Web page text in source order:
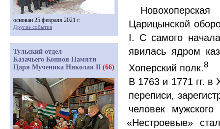
Царицынской
I. С самого
явилась ядром
Хоперский полк.8
В 1763 и 1771 гг. в
переписи,
человек
«Нестроевые»
основан 25 февраля 2021 г.
Другие события
Тульский отдел
Казачьего Конвоя Памяти
Царя Мученика Николая II (66)